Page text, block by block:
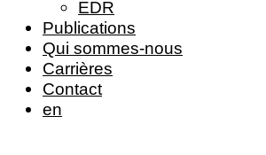
EDR
Publications
Qui sommes-nous
Carrières
Contact
en